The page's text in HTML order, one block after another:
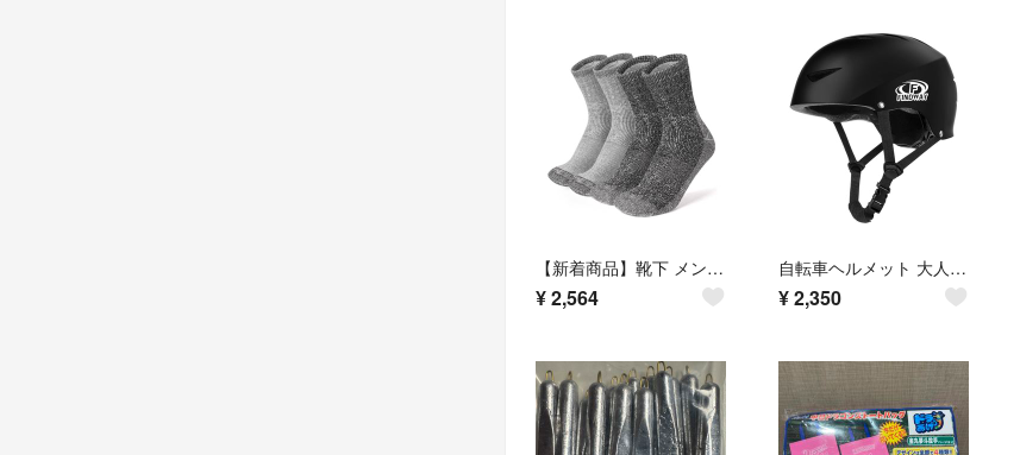
【新着商品】靴下 メンズ ウール 厚手 冬用 ウールソックス 登山用靴下 防寒
¥2,564
自転車ヘルメット 大人用 ヘルメット スポーツヘルメット CE安全規格 軽量
¥2,350